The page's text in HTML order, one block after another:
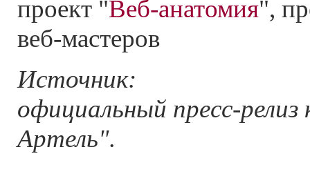
проект "Веб-анатомия",
веб-мастеров
Источник:
официальный пресс-
Артель".